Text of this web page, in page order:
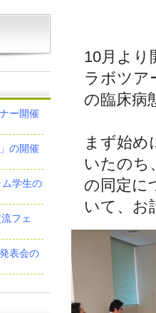
10月より
ラボツア
の臨床病
まず始め
いたのち
の同定に
いて、お
ー開催
の開催
学生の
フェ
表会の